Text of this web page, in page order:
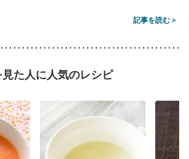
記事を読む >
た人に人気のレシピ